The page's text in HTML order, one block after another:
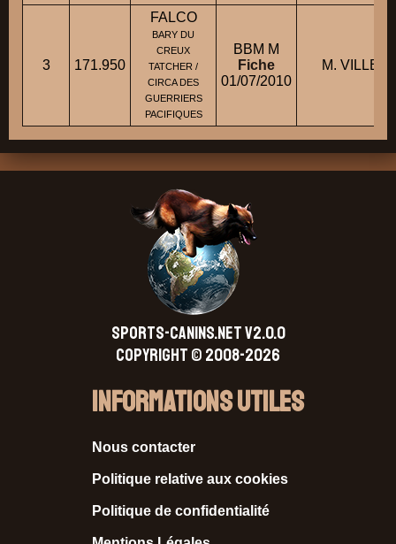
3 171.950
FALCO
BARY DU
CREUX
TATCHER /
CIRCA DES
GUERRIERS
PACIFIQUES
BBM M
Fiche
01/07/2010
M.
SPORTS-CANINS.NET V2.0.0
Copyright © 2008-2026
Informations Utiles
Nous contacter
Politique relative aux cookies
Politique de confidentialité